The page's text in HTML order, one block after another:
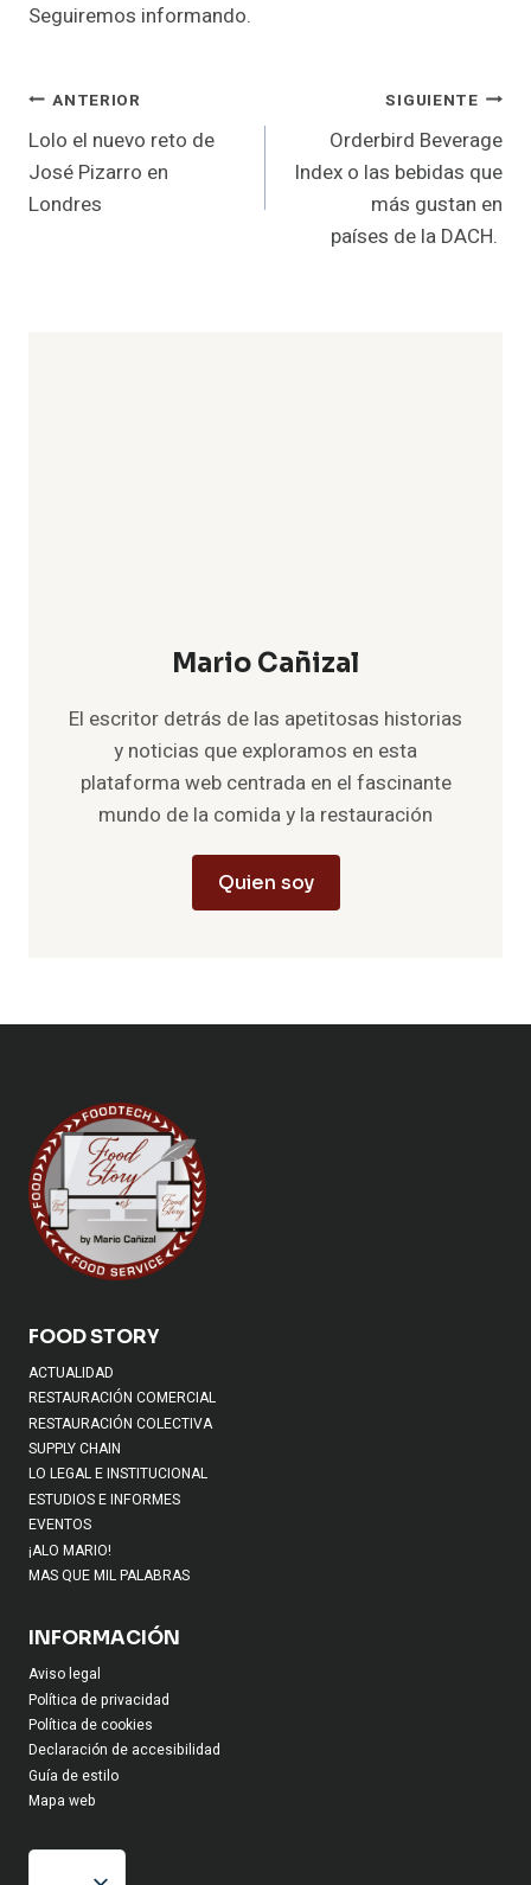
Seguiremos informando.
Navegación
de
entradas
ANTERIOR
Lolo el nuevo reto de
José Pizarro en
Londres
SIGUIENTE
Orderbird Beverage
Index o las bebidas que
más gustan en
países de la DACH.
Mario Cañizal
El escritor detrás de las apetitosas historias
y noticias que exploramos en esta
plataforma web centrada en el fascinante
mundo de la comida y la restauración
Quien soy
FOOD STORY
ACTUALIDAD
RESTAURACIÓN COMERCIAL
RESTAURACIÓN COLECTIVA
SUPPLY CHAIN
LO LEGAL E INSTITUCIONAL
ESTUDIOS E INFORMES
EVENTOS
¡ALO MARIO!
MAS QUE MIL PALABRAS
INFORMACIÓN
Aviso legal
Política de privacidad
Política de cookies
Declaración de accesibilidad
Guía de estilo
Mapa web